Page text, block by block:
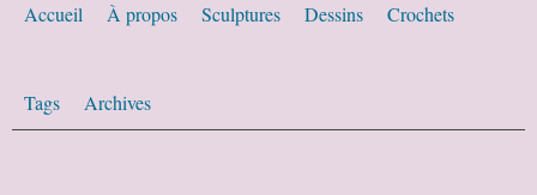
Accueil À propos Sculptures Dessins Crochets
Tags Archives